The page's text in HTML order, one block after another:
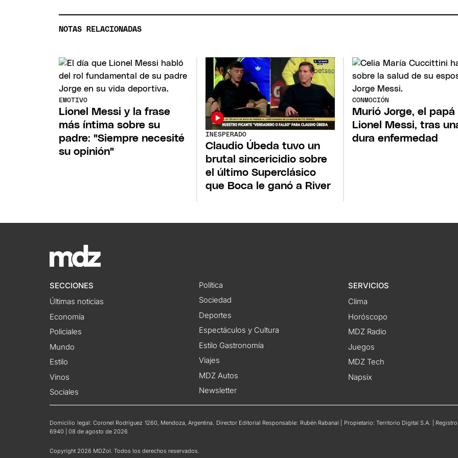
NOTAS RELACIONADAS
EMOTIVO
Lionel Messi y la frase
más íntima sobre su
padre: "Siempre necesité
su opinión"
INESPERADO
Claudio Úbeda tuvo un
brutal sincericidio sobre
el último Superclásico
que Boca le ganó a River
CONMOCIÓN
Murió Jorge, el papá
Lionel Messi, tras
dura enfermedad
SECCIONES
Últimas noticias
Economía
Policiales
Mundo
Estilo
Vinos
Sociales
Política
Sociedad
Deportes
Espectáculos y Cultura
Estilo Gastronomía
Viajes
MDZ Autos
Newsletter
SERVICIOS
Clima
Horóscopo
MDZ Radio
Juegos
MDZ Tech
Napsix
Domicilio legal: Coronel Rodríguez 1260, Mendoza, Argentina. Director Editorial Responsable: Rubén Rabanal | Propietario: Territorio Digital S.A. |
6940 | 08 de agosto de 2026
Copyright 2026 MDZol. Todos los derechos reservados.